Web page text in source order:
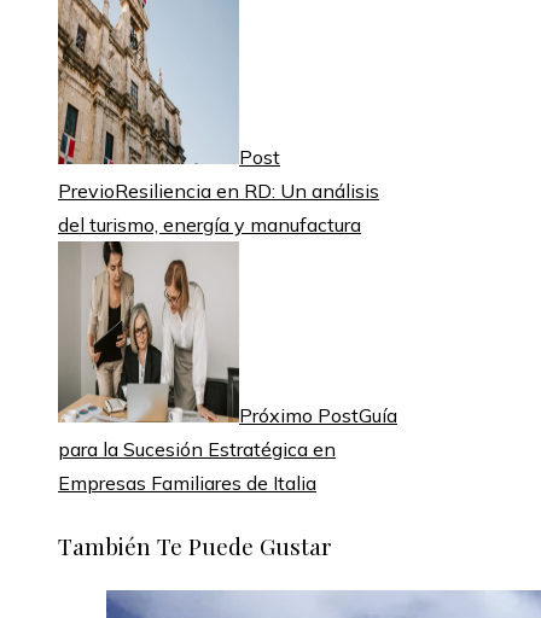
Post
PrevioResiliencia en RD: Un análisis
del turismo, energía y manufactura
Próximo PostGuía
para la Sucesión Estratégica en
Empresas Familiares de Italia
También Te Puede Gustar